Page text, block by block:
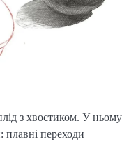
з хвостиком. У ньому
плавні переходи